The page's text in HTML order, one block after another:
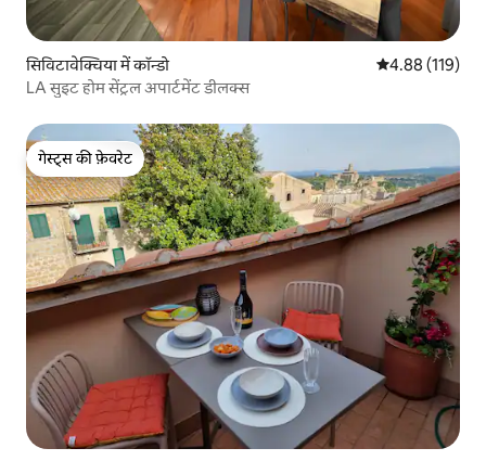
सिविटावेक्चिया में कॉन्डो औसत रेटिंग 5 में से
4.88 (119)
LA सुइट होम सेंट्रल अपार्टमेंट डीलक्स
गेस्ट्स की फ़ेवरेट
गेस्ट्स की फ़ेवरेट